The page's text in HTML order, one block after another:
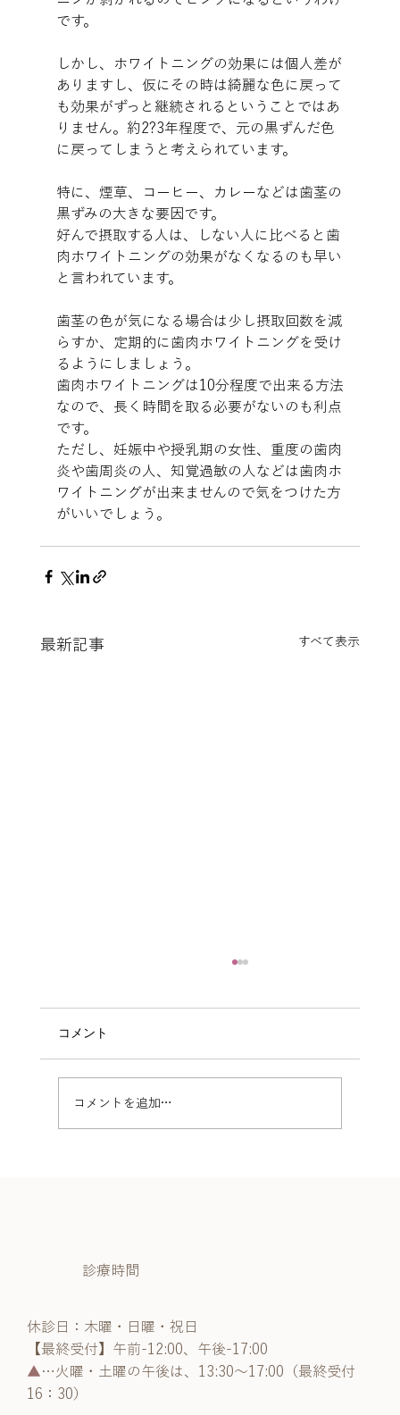
です。
しかし、ホワイトニングの効果には個人差が
ありますし、仮にその時は綺麗な色に戻って
も効果がずっと継続されるということではあ
りません。約2?3年程度で、元の黒ずんだ色
に戻ってしまうと考えられています。
特に、煙草、コーヒー、カレーなどは歯茎の
黒ずみの大きな要因です。
好んで摂取する人は、しない人に比べると歯
肉ホワイトニングの効果がなくなるのも早い
と言われています。
歯茎の色が気になる場合は少し摂取回数を減
らすか、定期的に歯肉ホワイトニングを受け
るようにしましょう。
歯肉ホワイトニングは10分程度で出来る方法
なので、長く時間を取る必要がないのも利点
です。
ただし、妊娠中や授乳期の女性、重度の歯肉
炎や歯周炎の人、知覚過敏の人などは歯肉ホ
ワイトニングが出来ませんので気をつけた方
がいいでしょう。
最新記事 すべて表示
コメント
コメントを追加…
診療時間
休診日：木曜・日曜・祝日
【最終受付】午前-12:00、午後-17:00
▲ …火曜・土曜の午後は、13:30～17:00（最終受付
16：30）